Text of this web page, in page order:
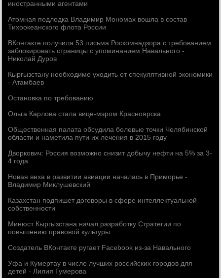
иностранными агентами
Атомная подлодка Владимир Мономах вошла в состав
Тихоокеанского флота России
ВКонтакте получила 53 письма Роскомнадзора с требованием
заблокировать страницы с упоминанием Навального -
Николай Дуров
Кыргызстану необходимо уходить от спекулятивной экономики
- Атамбаев
Остановка по требованию
Ольга Карлова стала вице-мэром Красноярска
Общественная палата обсудила болевые точки Челябинской
области и наметила пути их лечения в 2015 году
Дворкович: Россия возможно снизит добычу нефти на 5% за 3-
4 года
Новая веха в развитии авиации началась в Приморье -
Владимир Миклушевский
Казахстан подпишет договоры в сфере интеллектуальной
собственности
Минюст Кыргызстана начал разработку Стратегии по
повышению правовой культуры
Создатель ВКонтакте ругает Facebook из-за Навального
Уфа и Кумертау в числе лучших российских городов для
детей - Лилия Гумерова